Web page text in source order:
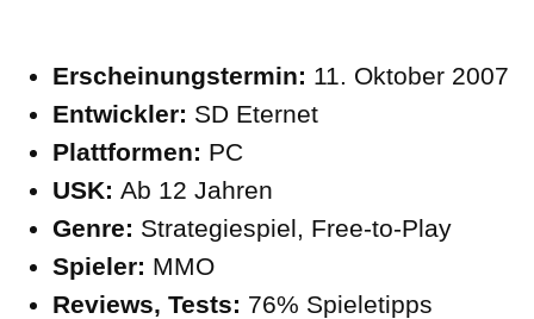
Erscheinungstermin: 11. Oktober 2007
Entwickler: SD Eternet
Plattformen: PC
USK: Ab 12 Jahren
Genre: Strategiespiel, Free-to-Play
Spieler: MMO
Reviews, Tests: 76% Spieletipps